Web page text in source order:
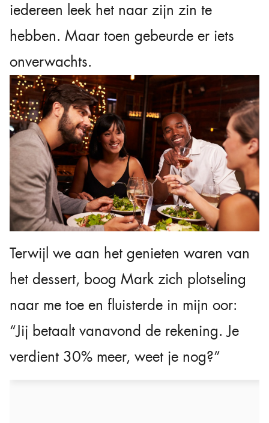
iedereen leek het naar zijn zin te
hebben. Maar toen gebeurde er iets
onverwachts.
Terwijl we aan het genieten waren van
het dessert, boog Mark zich plotseling
naar me toe en fluisterde in mijn oor:
“Jij betaalt vanavond de rekening. Je
verdient 30% meer, weet je nog?”